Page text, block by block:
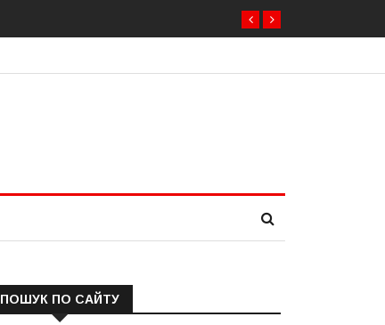
ПОШУК ПО САЙТУ